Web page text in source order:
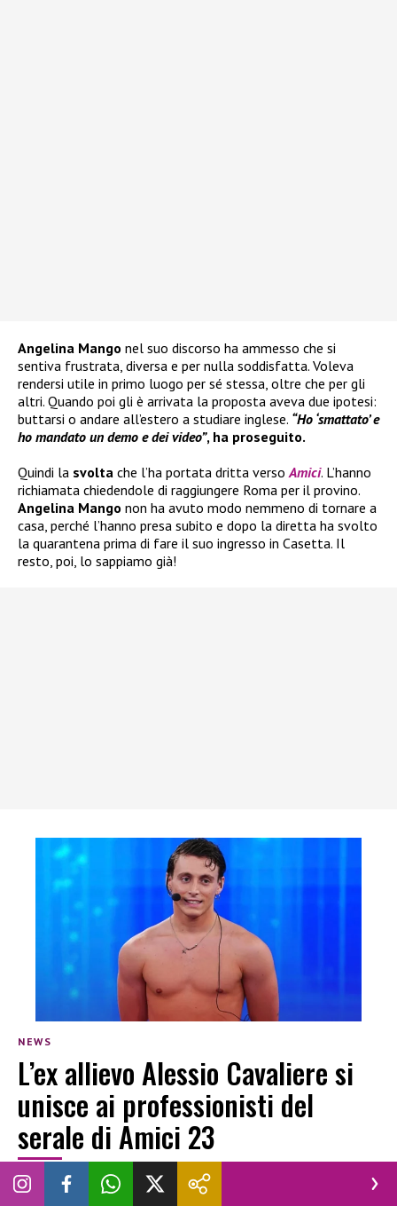
Angelina Mango nel suo discorso ha ammesso che si
sentiva frustrata, diversa e per nulla soddisfatta. Voleva
rendersi utile in primo luogo per sé stessa, oltre che per gli
altri. Quando poi gli è arrivata la proposta aveva due ipotesi:
buttarsi o andare all’estero a studiare inglese. “Ho ‘smattato’ e
ho mandato un demo e dei video”, ha proseguito.
Quindi la svolta che l’ha portata dritta verso Amici. L’hanno
richiamata chiedendole di raggiungere Roma per il provino.
Angelina Mango non ha avuto modo nemmeno di tornare a
casa, perché l’hanno presa subito e dopo la diretta ha svolto
la quarantena prima di fare il suo ingresso in Casetta. Il
resto, poi, lo sappiamo già!
NEWS
L’ex allievo Alessio Cavaliere si
unisce ai professionisti del
serale di Amici 23
DEBORA PARIGI |16 MARZO 2024